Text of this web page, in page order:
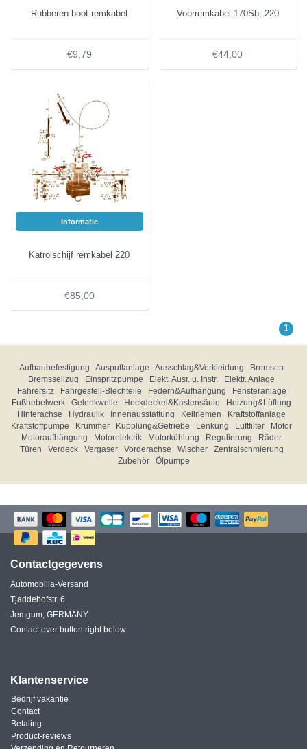
Rubberen boot remkabel
€9,79
Voorremkabel 170Sb, 220
€44,00
Informatie
Katrolschijf remkabel 220
€85,00
1
Aufbaubefestigung Auspuffanlage Ausschlag&Verkleidung
Bremsen
Bremsseilzug
Einspritzpumpe Elekt. Ausr. u. Instr.
Elektr. Anlage
Fahrersitz
Fahrgestell-Blechteile Federn&Aufhängung
Fensteranlage
Fußhebelwerk
Gelenkwelle Heckdeckel&Kastensäule
Heizung&Lüftung
Hinterachse
Hydraulik Innenausstattung Keilriemen
Kraftstoffanlage
Kraftstoffpumpe
Krümmer Kupplung&Getriebe Lenkung Luftfilter
Motor
Motoraufhängung
Motorelektrik Motorkühlung Regulierung
Räder
Türen
Verdeck Vergaser Vorderachse Wischer
Zentralschmierung
Zubehör
Ölpumpe
Contactgegevens
Automobilia-Versand
Tjaddehofstr. 6
Jemgum, GERMANY
Contact over button right below
Klantenservice
Bedrijf vakantie
Contact
Betaling
Product-reviews